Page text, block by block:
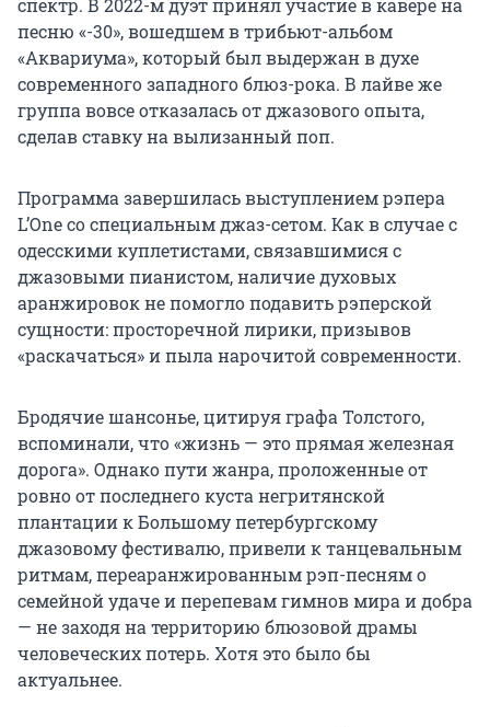
песню «-30», вошедшем в трибьют-альбом
«Аквариума», который был выдержан в духе
современного западного блюз-рока. В лайве же
группа вовсе отказалась от джазового опыта,
сделав ставку на вылизанный поп.
Программа завершилась выступлением рэпера
L’One со специальным джаз-сетом. Как в случае с
одесскими куплетистами, связавшимися с
джазовыми пианистом, наличие духовых
аранжировок не помогло подавить рэперской
сущности: просторечной лирики, призывов
«раскачаться» и пыла нарочитой современности.
Бродячие шансонье, цитируя графа Толстого,
вспоминали, что «жизнь — это прямая железная
дорога». Однако пути жанра, проложенные от
ровно от последнего куста негритянской
плантации к Большому петербургскому
джазовому фестивалю, привели к танцевальным
ритмам, переаранжированным рэп-песням о
семейной удаче и перепевам гимнов мира и добра
— не заходя на территорию блюзовой драмы
человеческих потерь. Хотя это было бы
актуальнее.